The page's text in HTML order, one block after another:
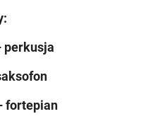
perkusja
fortepian